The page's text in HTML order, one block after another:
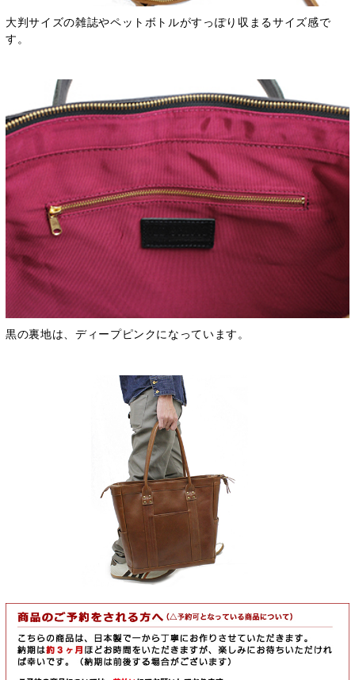
大判サイズの雑誌やペットボトルがすっぽり収まるサイズ感で
す。
黒の裏地は、ディープピンクになっています。